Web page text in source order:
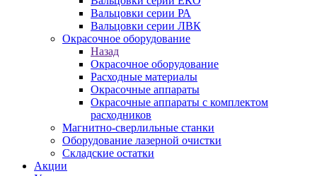
Вальцовки серии РА
Вальцовки серии ЛВК
Окрасочное оборудование
Назад
Окрасочное оборудование
Расходные материалы
Окрасочные аппараты
Окрасочные аппараты с комплектом
расходников
Магнитно-сверлильные станки
Оборудование лазерной очистки
Складские остатки
Акции